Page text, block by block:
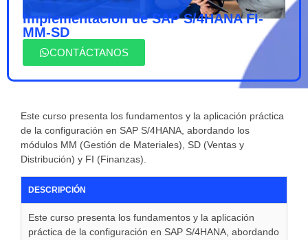
Implementación de SAP S/4HANA FI-
MM-SD
CONTÁCTANOS
Este curso presenta los fundamentos y la aplicación práctica
de la configuración en SAP S/4HANA, abordando los
módulos MM (Gestión de Materiales), SD (Ventas y
Distribución) y FI (Finanzas).
DESCRIPCIÓN
Este curso presenta los fundamentos y la aplicación
práctica de la configuración en SAP S/4HANA, abordando